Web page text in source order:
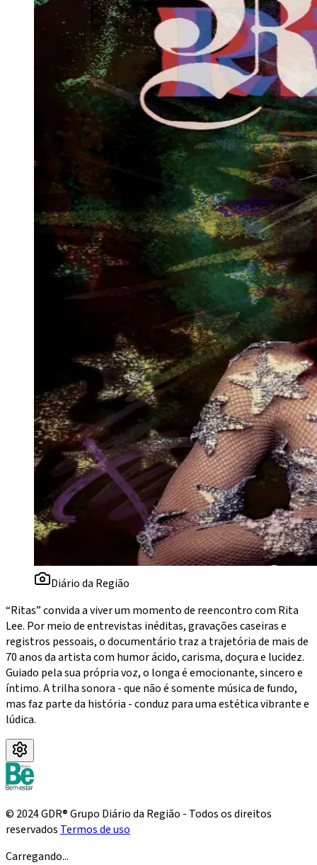
Diário da Região
“Ritas” convida a viver um momento de reencontro com Rita
Lee. Por meio de entrevistas inéditas, gravações caseiras e
registros pessoais, o documentário traz a trajetória de mais de
70 anos da artista com humor ácido, carisma, doçura e lucidez.
Guiado pela sua própria voz, o longa é emocionante, sincero e
íntimo. A trilha sonora - que não é somente música de fundo,
mas faz parte da história - conduz para uma estética vibrante e
lúdica.
© 2024 GDR® Grupo Diário da Região - Todos os direitos
reservados Termos de uso
Carregando...